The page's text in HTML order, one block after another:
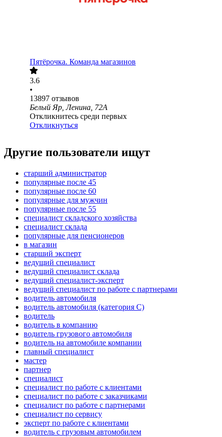
Пятёрочка. Команда магазинов
3.6
•
13897 отзывов
Белый Яр, Ленина, 72А
Откликнитесь среди первых
Откликнуться
Другие пользователи ищут
старший администратор
популярные после 45
популярные после 60
популярные для мужчин
популярные после 55
специалист складского хозяйства
специалист склада
популярные для пенсионеров
в магазин
старший эксперт
ведущий специалист
ведущий специалист склада
ведущий специалист-эксперт
ведущий специалист по работе с партнерами
водитель автомобиля
водитель автомобиля (категория C)
водитель
водитель в компанию
водитель грузового автомобиля
водитель на автомобиле компании
главный специалист
мастер
партнер
специалист
специалист по работе с клиентами
специалист по работе с заказчиками
специалист по работе с партнерами
специалист по сервису
эксперт по работе с клиентами
водитель с грузовым автомобилем